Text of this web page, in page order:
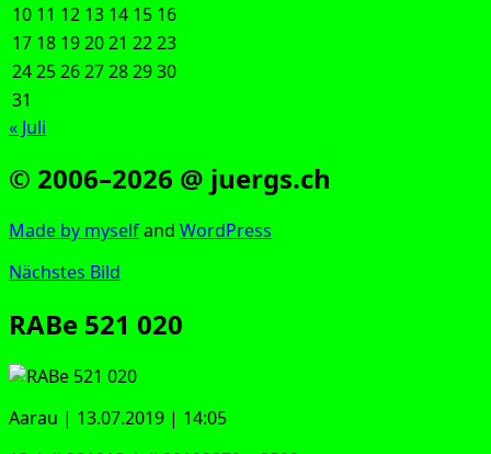
10 11 12 13 14 15 16
17 18 192021 2223
24252627282930
31
« Juli
© 2006–2026 @ juergs.ch
Made by mys­elfand Word­Press
Nächstes Bild
RABe 521 020
Aar­au | 13.07.2019 | 14:05